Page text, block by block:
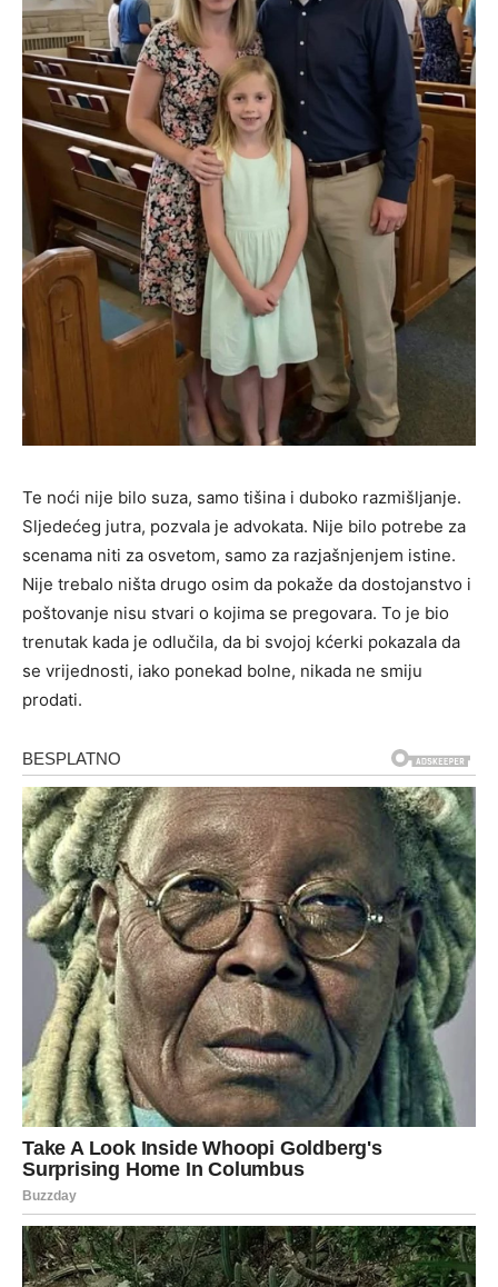
Te noći nije bilo suza, samo tišina i duboko razmišljanje.
Sljedećeg jutra, pozvala je advokata. Nije bilo potrebe za
scenama niti za osvetom, samo za razjašnjenjem istine.
Nije trebalo ništa drugo osim da pokaže da dostojanstvo i
poštovanje nisu stvari o kojima se pregovara. To je bio
trenutak kada je odlučila, da bi svojoj kćerki pokazala da
se vrijednosti, iako ponekad bolne, nikada ne smiju
prodati.